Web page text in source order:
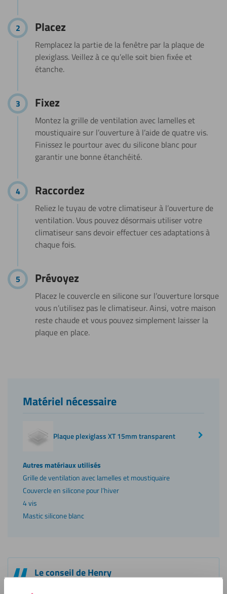
Placez
Remplacez la partie de la fenêtre par la plaque de
plexiglass. Veillez à ce qu’elle soit bien fixée et
étanche.
Fixez
Montez la grille de ventilation avec lamelles et
moustiquaire sur l’ouverture à l’aide de quatre vis.
Finissez le pourtour avec du silicone blanc pour
garantir une bonne étanchéité.
Raccordez
Reliez le tuyau de votre climatiseur à l’ouverture de
ventilation. Vous pouvez désormais utiliser votre
climatiseur sans devoir effectuer ces adaptations à
chaque fois.
Prévoyez
Placez le couvercle en silicone sur l’ouverture lorsque
vous n’utilisez pas le climatiseur. Ainsi, votre maison
reste chaude et vous pouvez simplement laisser la
plaque en place.
Matériel nécessaire
Plaque plexiglass XT 15mm transparent
Autres matériaux utilisés
Grille de ventilation avec lamelles et moustiquaire
Couvercle en silicone pour l’hiver
4 vis
Mastic silicone blanc
Le conseil de Henry